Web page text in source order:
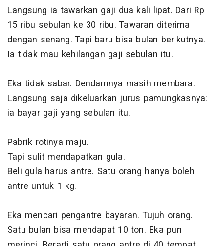
Langsung ia tawarkan gaji dua kali lipat. Dari Rp
15 ribu sebulan ke 30 ribu. Tawaran diterima
dengan senang. Tapi baru bisa bulan berikutnya.
Ia tidak mau kehilangan gaji sebulan itu.
Eka tidak sabar. Dendamnya masih membara.
Langsung saja dikeluarkan jurus pamungkasnya:
ia bayar gaji yang sebulan itu.
Pabrik rotinya maju.
Tapi sulit mendapatkan gula.
Beli gula harus antre. Satu orang hanya boleh
antre untuk 1 kg.
Eka mencari pengantre bayaran. Tujuh orang.
Satu bulan bisa mendapat 10 ton. Eka pun